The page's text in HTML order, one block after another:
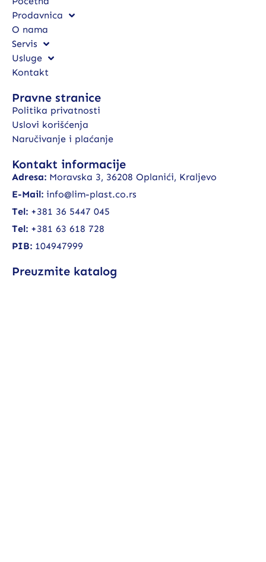
Prodavnica
O nama
Servis
Usluge
Kontakt
Pravne stranice
Politika privatnosti
Uslovi korišćenja
Naručivanje i plaćanje
Kontakt informacije
Adresa: Moravska 3, 36208 Oplanići, Kraljevo
E-Mail: info@lim-plast.co.rs
Tel: +381 36 5447 045
Tel: +381 63 618 728
PIB: 104947999
Preuzmite katalog